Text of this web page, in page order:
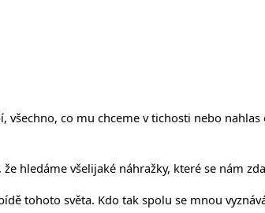
co mu chceme v tichosti nebo
hledáme všelijaké náhražky, které se nám
tohoto světa. Kdo tak spolu se mnou